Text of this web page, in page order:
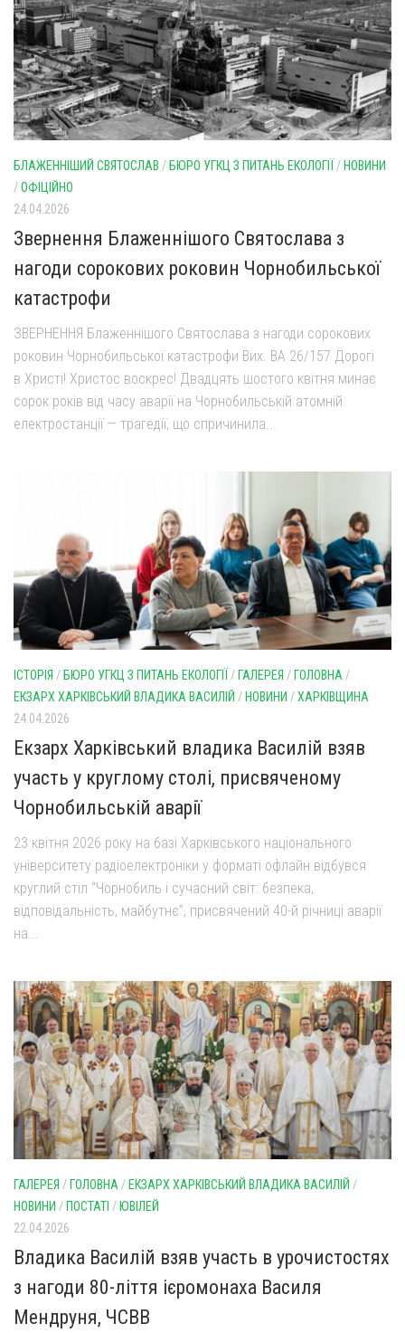
БЛАЖЕННІШИЙ СВЯТОСЛАВ / БЮРО УГКЦ З ПИТАНЬ ЕКОЛОГІЇ / НОВИНИ
/ОФІЦІЙНО
24.04.2026
Звернення Блаженнішого Святослава з
нагоди сорокових роковин Чорнобильської
катастрофи
ЗВЕРНЕННЯ Блаженнішого Святослава з нагоди сорокових
роковин Чорнобильської катастрофи Вих. ВА 26/157 Дорогі
в Христі! Христос воскрес! Двадцять шостого квітня минає
сорок років від часу аварії на Чорнобильській атомній
електростанції — трагедії, що спричинила...
ІСТОРІЯ / БЮРО УГКЦ З ПИТАНЬ ЕКОЛОГІЇ / ГАЛЕРЕЯ / ГОЛОВНА /
ЕКЗАРХ ХАРКІВСЬКИЙ ВЛАДИКА ВАСИЛІЙ / НОВИНИ /ХАРКІВЩИНА
24.04.2026
Екзарх Харківський владика Василій взяв
участь у круглому столі, присвяченому
Чорнобильській аварії
23 квітня 2026 року на базі Харківського національного
університету радіоелектроніки у форматі офлайн відбувся
круглий стіл “Чорнобиль і сучасний світ: безпека,
відповідальність, майбутнє”, присвячений 40-й річниці аварії
на...
ГАЛЕРЕЯ / ГОЛОВНА / ЕКЗАРХ ХАРКІВСЬКИЙ ВЛАДИКА ВАСИЛІЙ /
НОВИНИ / ПОСТАТІ / ЮВІЛЕЙ
22.04.2026
Владика Василій взяв участь в урочистостях
з нагоди 80-ліття ієромонаха Василя
Мендруня, ЧСВВ